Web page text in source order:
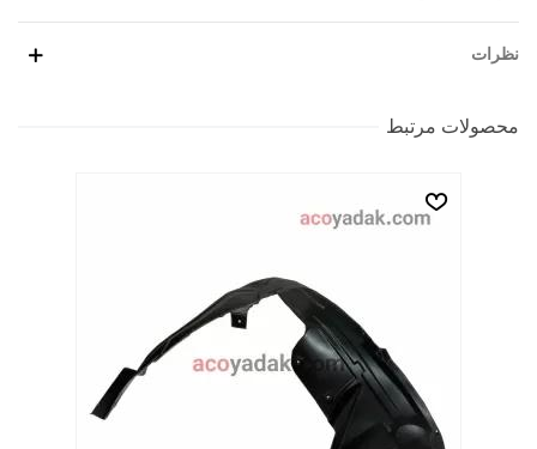
نظرات
محصولات مرتبط